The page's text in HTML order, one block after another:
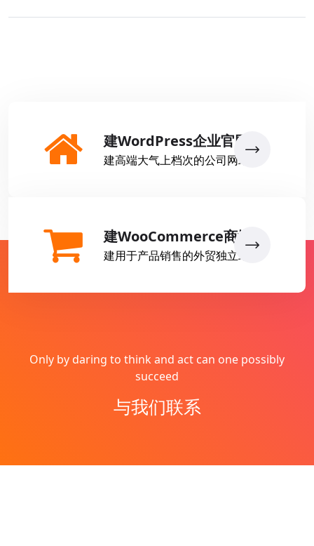
建WordPress企业官网
建高端大气上档次的公司网站
建WooCommerce商城
建用于产品销售的外贸独立站
Only by daring to think and act can one possibly
succeed
与我们联系